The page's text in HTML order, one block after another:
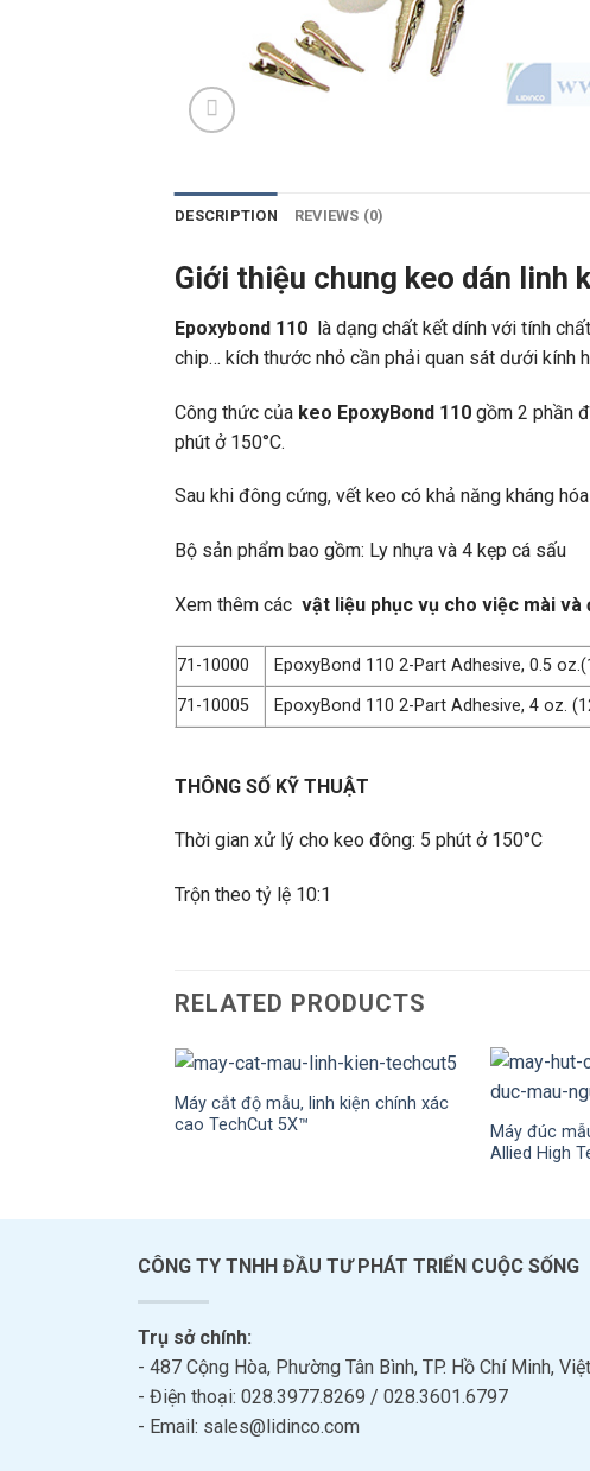
DESCRIPTION REVIEWS (0)
Giới thiệu chung keo dán linh
Epoxybond 110 là dạng chất kết dính với tính
chip… kích thước nhỏ cần phải quan sát dưới kính
Công thức của keo EpoxyBond 110 gồm 2 phần
phút ở 150°C.
Sau khi đông cứng, vết keo có khả năng kháng
Bộ sản phẩm bao gồm: Ly nhựa và 4 kẹp cá sấu
Xem thêm các vật liệu phục vụ cho việc mài và
71-10000
EpoxyBond 110 2-Part Adhesive, 0.5
71-10005
EpoxyBond 110 2-Part Adhesive, 4 oz.
THÔNG SỐ KỸ THUẬT
Thời gian xử lý cho keo đông: 5 phút ở 150°C
Trộn theo tỷ lệ 10:1
RELATED PRODUCTS
Máy cắt độ mẫu, linh kiện chính xác
cao TechCut 5X™
Máy đúc
Allied High
CÔNG TY TNHH ĐẦU TƯ PHÁT TRIỂN CUỘC SỐNG
Trụ sở chính:
- 487 Cộng Hòa, Phường Tân Bình, TP. Hồ Chí Minh,
- Điện thoại: 028.3977.8269 / 028.3601.6797
- Email: sales@lidinco.com